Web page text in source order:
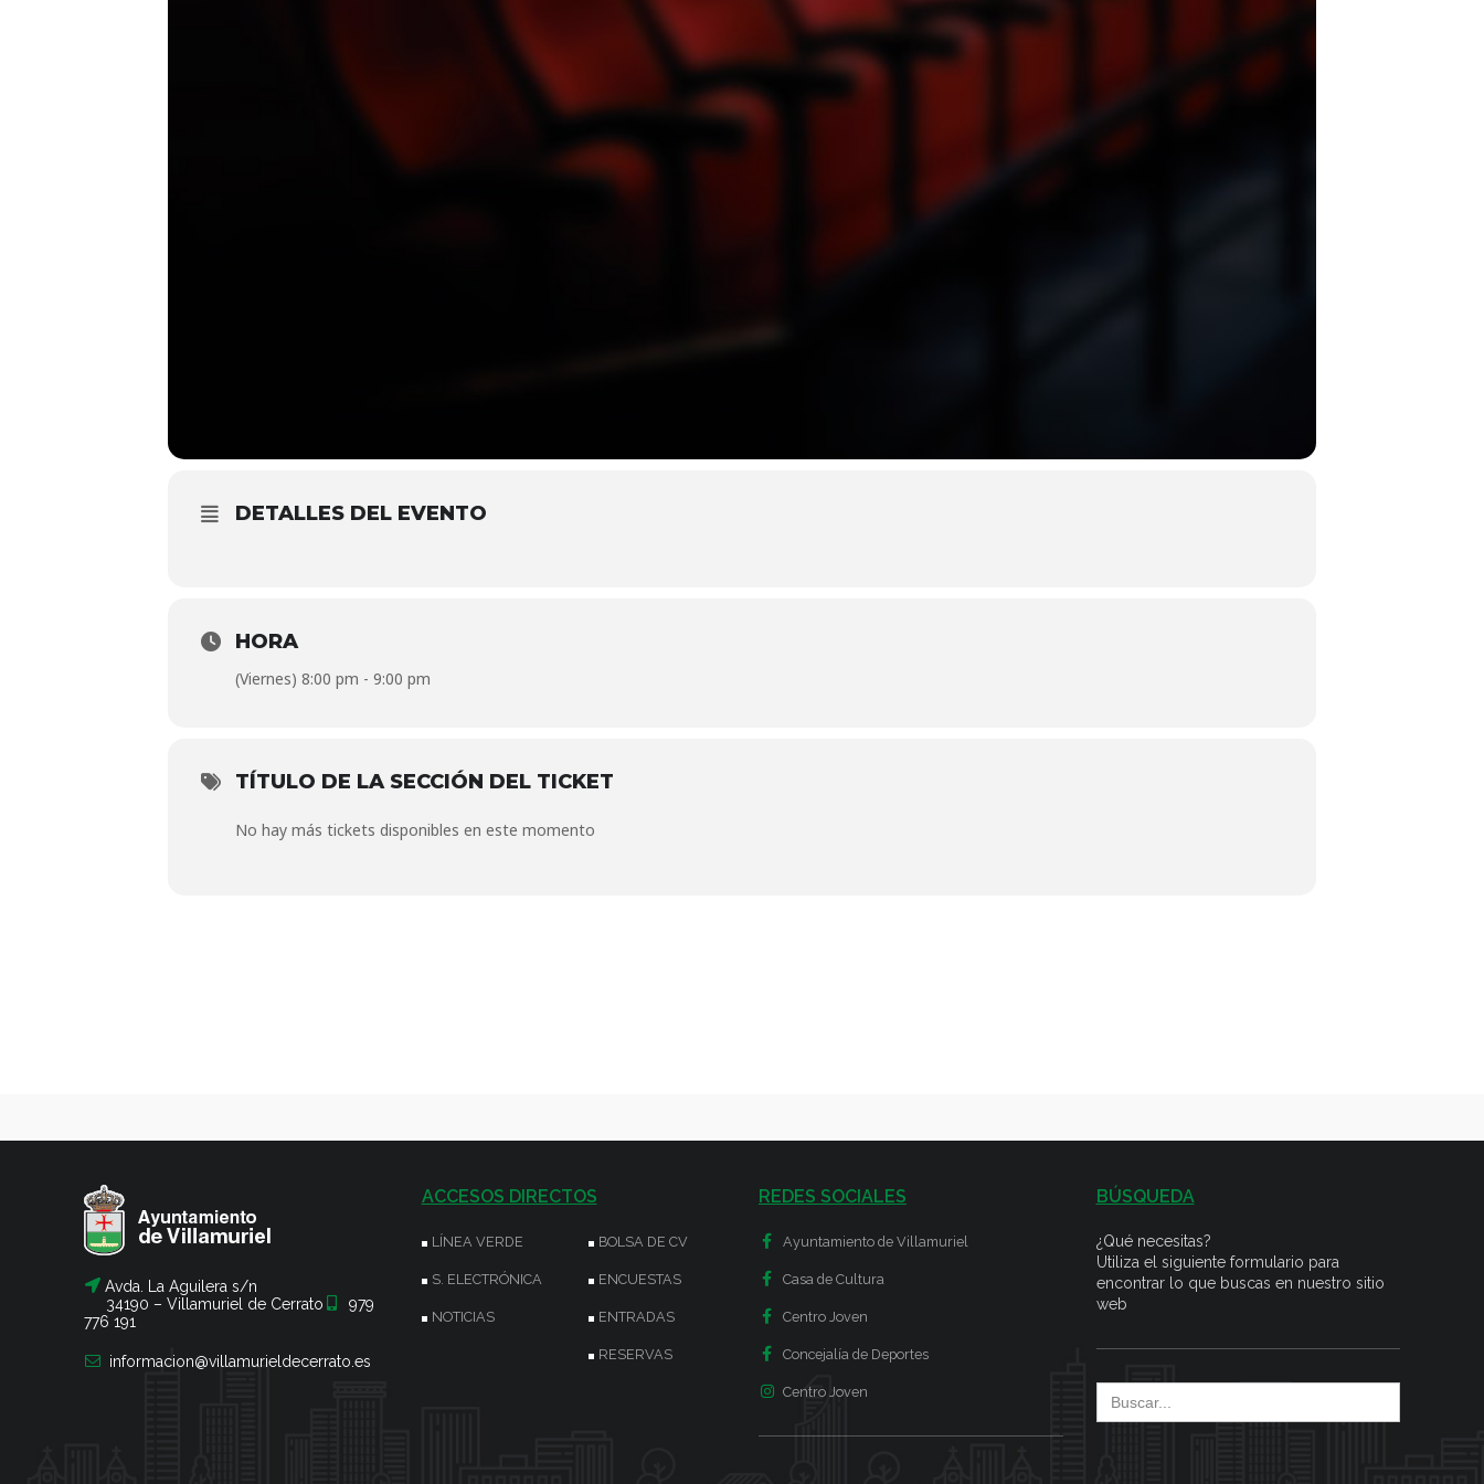
DETALLES DEL EVENTO
HORA
(Viernes) 8:00 pm - 9:00 pm
TÍTULO DE LA SECCIÓN DEL TICKET
No hay más tickets disponibles en este momento
Avda. La Aguilera s/n
34190 – Villamuriel de Cerrato
979
776 191
informacion@villamurieldecerrato.es
ACCESOS DIRECTOS
LÍNEA VERDE
S. ELECTRÓNICA
NOTICIAS
BOLSA DE CV
ENCUESTAS
ENTRADAS
RESERVAS
REDES SOCIALES
Ayuntamiento de Villamuriel
Casa de Cultura
Centro Joven
Concejalía de Deportes
Centro Joven
BÚSQUEDA
¿Qué necesitas?
Utiliza el siguiente formulario para
encontrar lo que buscas en nuestro sitio
web
Search
for: